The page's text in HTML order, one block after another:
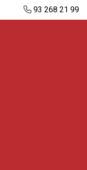
93 268 21 99